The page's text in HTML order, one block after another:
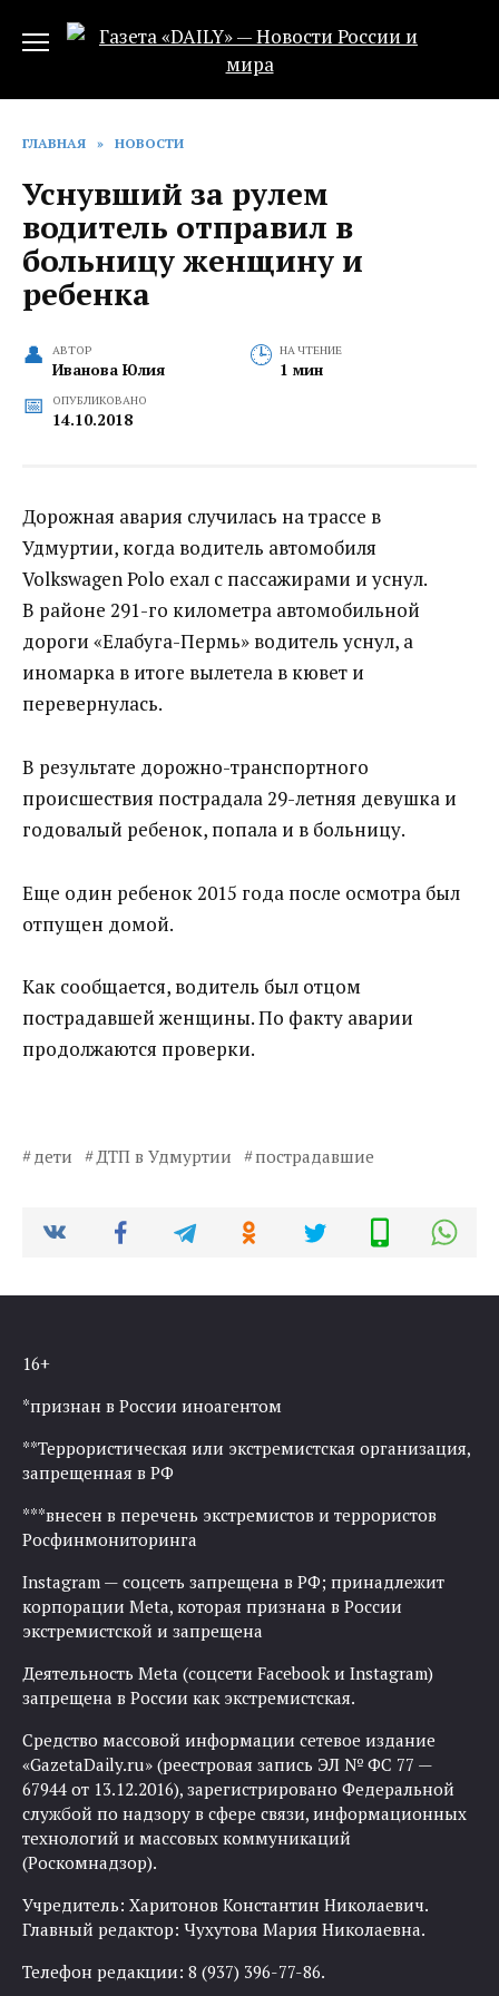
ГЛАВНАЯ » НОВОСТИ
Уснувший за рулем
водитель отправил в
больницу женщину и
ребенка
АВТОР
Иванова Юлия
НА ЧТЕНИЕ
1 мин
ОПУБЛИКОВАНО
14.10.2018
Дорожная авария случилась на трассе в
Удмуртии, когда водитель автомобиля
Volkswagen Polo ехал с пассажирами и уснул.
В районе 291-го километра автомобильной
дороги «Елабуга-Пермь» водитель уснул, а
иномарка в итоге вылетела в кювет и
перевернулась.
В результате дорожно-транспортного
происшествия пострадала 29-летняя девушка и
годовалый ребенок, попала и в больницу.
Еще один ребенок 2015 года после осмотра был
отпущен домой.
Как сообщается, водитель был отцом
пострадавшей женщины. По факту аварии
продолжаются проверки.
дети ДТП в Удмуртии пострадавшие
16+
*признан в России иноагентом
**Террористическая или экстремистская организация,
запрещенная в РФ
***внесен в перечень экстремистов и террористов
Росфинмониторинга
Instagram — соцсеть запрещена в РФ; принадлежит
корпорации Meta, которая признана в России
экстремистской и запрещена
Деятельность Meta (соцсети Facebook и Instagram)
запрещена в России как экстремистская.
Средство массовой информации сетевое издание
«GazetaDaily.ru» (реестровая запись ЭЛ № ФС 77 —
67944 от 13.12.2016), зарегистрировано Федеральной
службой по надзору в сфере связи, информационных
технологий и массовых коммуникаций
(Роскомнадзор).
Учредитель: Харитонов Константин Николаевич.
Главный редактор: Чухутова Мария Николаевна.
Телефон редакции: 8 (937) 396-77-86.